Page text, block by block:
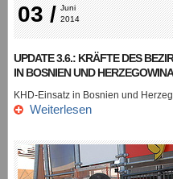
03 / Juni
2014
UPDATE 3.6.: KRÄFTE DES
IN BOSNIEN UND
KHD-Einsatz in Bosnien und
Weiterlesen